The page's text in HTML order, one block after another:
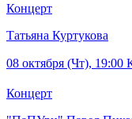
Концерт
Татьяна Куртукова
08 октября (Чт), 19:00
Концерт